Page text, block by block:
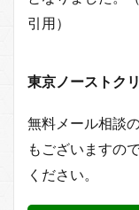
引用）
東京ノーストク
無料メール相談
もございますの
ください。